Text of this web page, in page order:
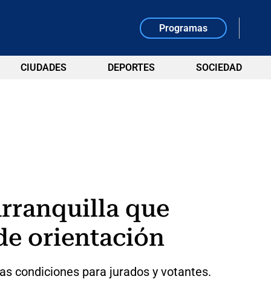
Programas
CIUDADES DEPORTES SOCIEDAD
que
orientación
condiciones para jurados y votantes.